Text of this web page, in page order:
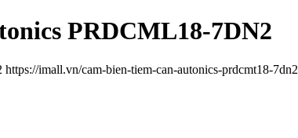
PRDCML18-7DN2
imall.vn/cam-bien-tiem-can-autonics-prdcmt18-7dn2